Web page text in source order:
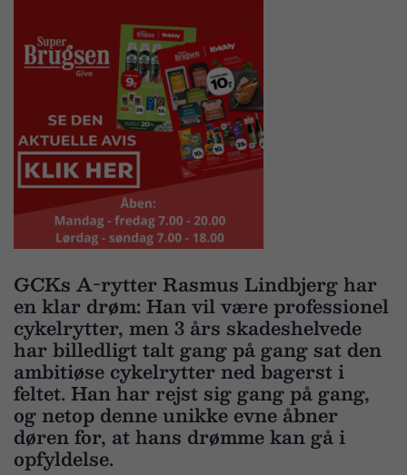
GCKs A-rytter Rasmus Lindbjerg har
en klar drøm: Han vil være professionel
cykelrytter, men 3 års skadeshelvede
har billedligt talt gang på gang sat den
ambitiøse cykelrytter ned bagerst i
feltet. Han har rejst sig gang på gang,
og netop denne unikke evne åbner
døren for, at hans drømme kan gå i
opfyldelse.